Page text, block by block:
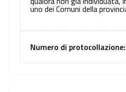
uno dei Comuni della
Numero di protocollazione: